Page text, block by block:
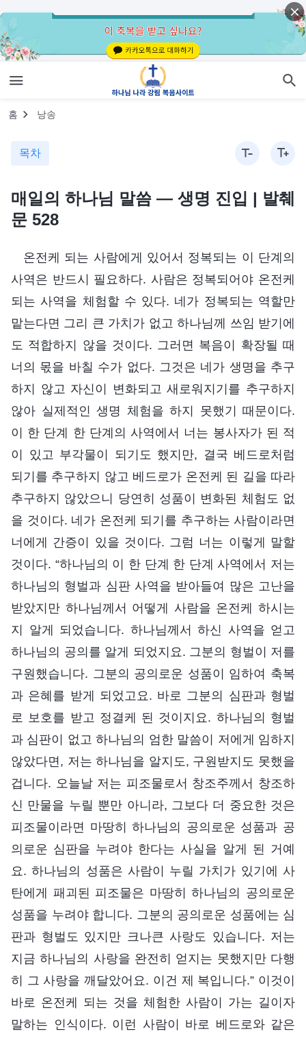
홈 낭송
목차
매일의 하나님 말씀 ― 생명 진입 | 발췌
문 528
온전케 되는 사람에게 있어서 정복되는 이 단계의
사역은 반드시 필요하다. 사람은 정복되어야 온전케
되는 사역을 체험할 수 있다. 네가 정복되는 역할만
맡는다면 그리 큰 가치가 없고 하나님께 쓰임 받기에
도 적합하지 않을 것이다. 그러면 복음이 확장될 때
너의 몫을 바칠 수가 없다. 그것은 네가 생명을 추구
하지 않고 자신이 변화되고 새로워지기를 추구하지
않아 실제적인 생명 체험을 하지 못했기 때문이다.
이 한 단계 한 단계의 사역에서 너는 봉사자가 된 적
이 있고 부각물이 되기도 했지만, 결국 베드로처럼
되기를 추구하지 않고 베드로가 온전케 된 길을 따라
추구하지 않았으니 당연히 성품이 변화된 체험도 없
을 것이다. 네가 온전케 되기를 추구하는 사람이라면
너에게 간증이 있을 것이다. 그럼 너는 이렇게 말할
것이다. “하나님의 이 한 단계 한 단계 사역에서 저는
하나님의 형벌과 심판 사역을 받아들여 많은 고난을
받았지만 하나님께서 어떻게 사람을 온전케 하시는
지 알게 되었습니다. 하나님께서 하신 사역을 얻고
하나님의 공의를 알게 되었지요. 그분의 형벌이 저를
구원했습니다. 그분의 공의로운 성품이 임하여 축복
과 은혜를 받게 되었고요. 바로 그분의 심판과 형벌
로 보호를 받고 정결케 된 것이지요. 하나님의 형벌
과 심판이 없고 하나님의 엄한 말씀이 저에게 임하지
않았다면, 저는 하나님을 알지도, 구원받지도 못했을
겁니다. 오늘날 저는 피조물로서 창조주께서 창조하
신 만물을 누릴 뿐만 아니라, 그보다 더 중요한 것은
피조물이라면 마땅히 하나님의 공의로운 성품과 공
의로운 심판을 누려야 한다는 사실을 알게 된 거예
요. 하나님의 성품은 사람이 누릴 가치가 있기에 사
탄에게 패괴된 피조물은 마땅히 하나님의 공의로운
성품을 누려야 합니다. 그분의 공의로운 성품에는 심
판과 형벌도 있지만 크나큰 사랑도 있습니다. 저는
지금 하나님의 사랑을 완전히 얻지는 못했지만 다행
히 그 사랑을 깨달았어요. 이건 제 복입니다.” 이것이
바로 온전케 되는 것을 체험한 사람이 가는 길이자
말하는 인식이다. 이런 사람이 바로 베드로와 같은